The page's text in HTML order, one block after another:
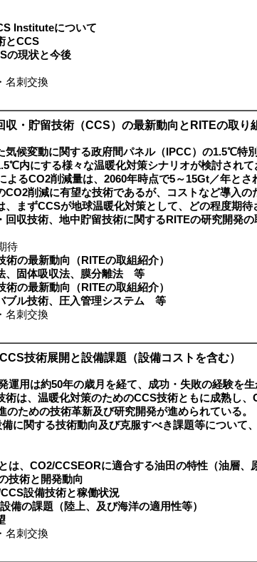
Instituteについて
とCCS
の現状と今後
名刺交換
収・貯留技術（CCS）の最新動向とRITEの取り
気候変動に関する政府間パネル（IPCC）の1.5℃特
内にする様々な温暖化対策シナリオが検討されて
よるCO2削減量は、2060年時点で5～15Gt／年とさ
CO2削減に有望な技術であるが、コストなど導入の
まずCCSが地球温暖化対策として、どの程度期待
回収技術、地中貯留技術に関するRITEの研究開発の
待
術の最新動向（RITEの取組紹介）
、固体吸収法、膜分離法 等
術の最新動向（RITEの取組紹介）
ブル技術、圧入管理システム 等
名刺交換
技術展開と設備課題（設備コストを含む）
運用は約50年の歳月を経て、成功・失敗の経験を
術は、温暖化対策のためのCCS技術ともに成熟し
のための技術革新及び研究開発が進められている
に関する技術動向及び克服すべき課題等について
は、CO2/CCSEORに適合する油田の特性（油層、
技術と開発動向
設備技術と稼働状況
備の課題（陸上、及び海洋の適用性等）
名刺交換